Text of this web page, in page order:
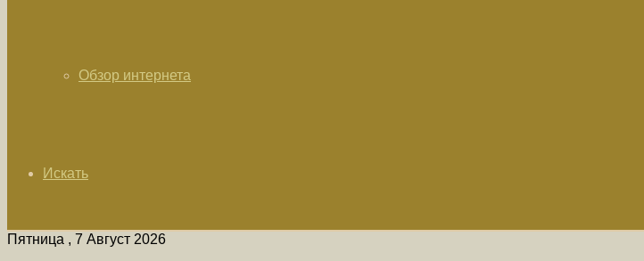
Обзор интернета
Искать
Пятница , 7 Август 2026